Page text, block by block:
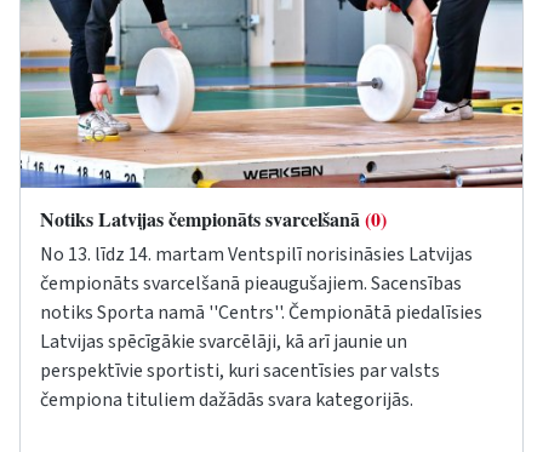
Notiks Latvijas čempionāts svarcelšanā(0)
No 13. līdz 14. martam Ventspilī norisināsies Latvijas
čempionāts svarcelšanā pieaugušajiem. Sacensības
notiks Sporta namā ''Centrs''. Čempionātā piedalīsies
Latvijas spēcīgākie svarcēlāji, kā arī jaunie un
perspektīvie sportisti, kuri sacentīsies par valsts
čempiona tituliem dažādās svara kategorijās.